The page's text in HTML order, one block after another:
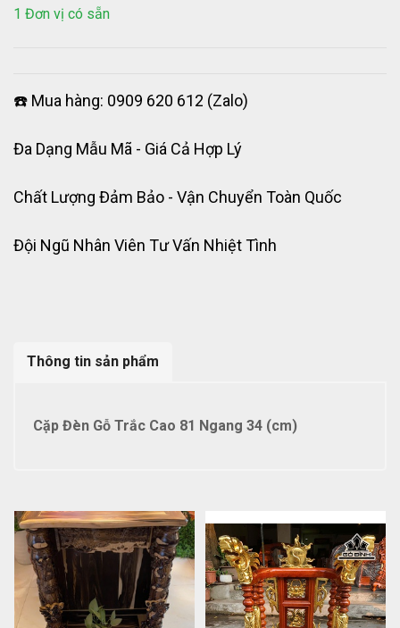
1 Đơn vị có sẵn
☎️ Mua hàng: 0909 620 612 (Zalo)
Đa Dạng Mẫu Mã - Giá Cả Hợp Lý
Chất Lượng Đảm Bảo - Vận Chuyển Toàn Quốc
Đội Ngũ Nhân Viên Tư Vấn Nhiệt Tình
Thông tin sản phẩm
Cặp Đèn Gỗ Trắc Cao 81 Ngang 34 (cm)